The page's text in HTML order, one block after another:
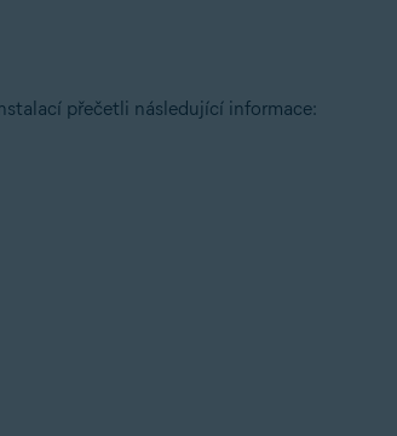
přečetli následující informace: